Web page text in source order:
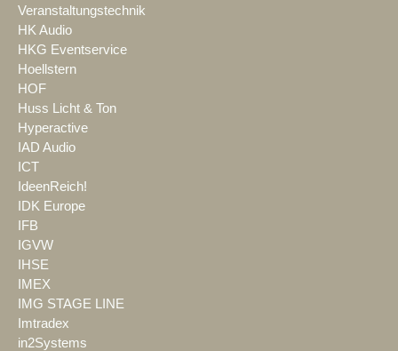
Veranstaltungstechnik
HK Audio
HKG Eventservice
Hoellstern
HOF
Huss Licht & Ton
Hyperactive
IAD Audio
ICT
IdeenReich!
IDK Europe
IFB
IGVW
IHSE
IMEX
IMG STAGE LINE
Imtradex
in2Systems